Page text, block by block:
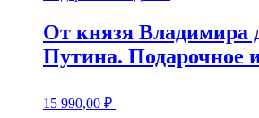
От князя Владимира
Путина. Подарочное
15 990,00 ₽